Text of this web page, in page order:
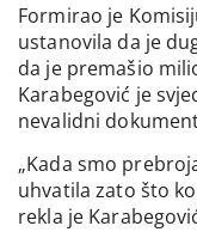
Formirao je
ustanovila da je
da je premašio
Karabegović je
nevalidni
„Kada smo
uhvatila zato što
rekla je